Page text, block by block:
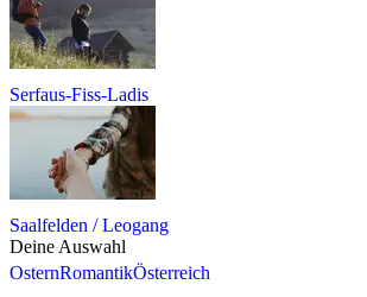
Serfaus-Fiss-Ladis
Saalfelden / Leogang
Deine Auswahl
OsternRomantikÖsterreich